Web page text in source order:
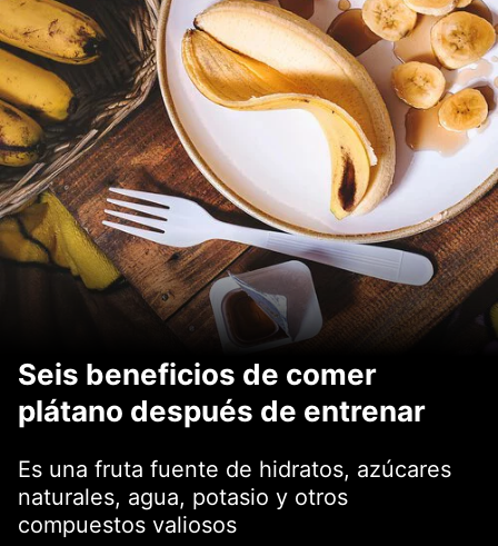
Seis beneficios de comer
plátano después de entrenar
Es una fruta fuente de hidratos, azúcares
naturales, agua, potasio y otros
compuestos valiosos